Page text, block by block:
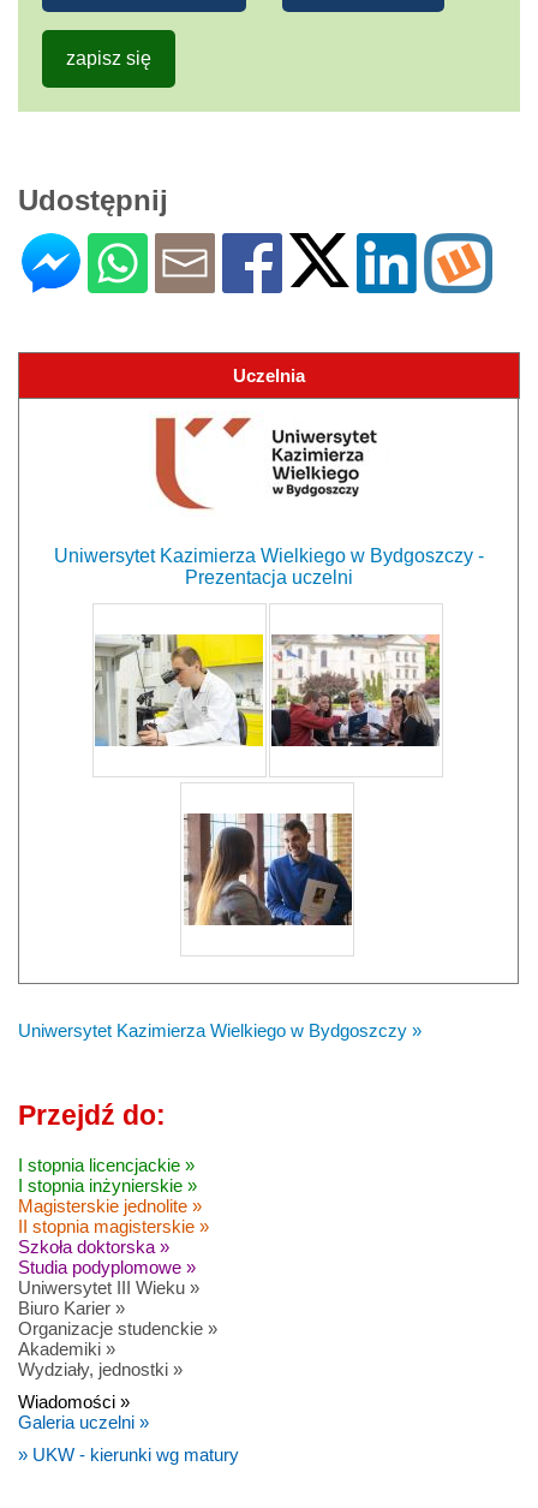
zapisz się
Udostępnij
Uczelnia
Uniwersytet Kazimierza Wielkiego w Bydgoszczy -
Prezentacja uczelni
Uniwersytet Kazimierza Wielkiego w Bydgoszczy »
Przejdź do:
I stopnia licencjackie »
I stopnia inżynierskie »
Magisterskie jednolite »
II stopnia magisterskie »
Szkoła doktorska »
Studia podyplomowe »
Uniwersytet III Wieku »
Biuro Karier »
Organizacje studenckie »
Akademiki »
Wydziały, jednostki »
Wiadomości »
Galeria uczelni »
» UKW - kierunki wg matury